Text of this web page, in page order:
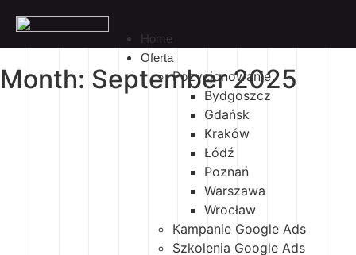
Home
Oferta
Pozycjonowanie
Bydgoszcz
Gdańsk
Kraków
Łódź
Poznań
Warszawa
Wrocław
Kampanie Google Ads
Szkolenia Google Ads
Month: September 2025